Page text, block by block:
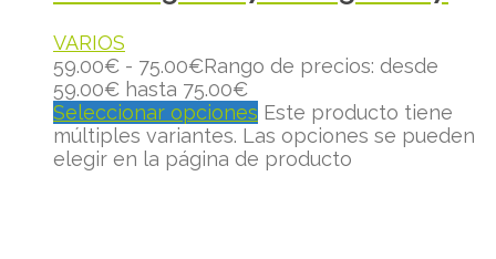
VARIOS
59.00€ - 75.00€Rango de precios: desde
59.00€ hasta 75.00€
Seleccionar opciones Este producto tiene
múltiples variantes. Las opciones se pueden
elegir en la página de producto